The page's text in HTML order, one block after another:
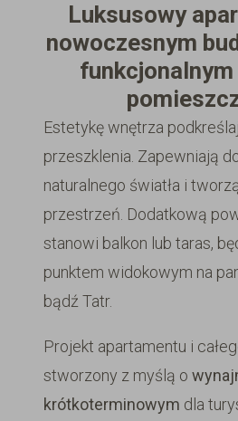
Luksusowy
nowoczesnym
funkcjonalnym
Estetykę wnętrza
przeszklenia. Zapewniają
naturalnego światła i
przestrzeń. Dodatkową
stanowi balkon lub taras,
punktem widokowym na
bądź Tatr.
Projekt apartamentu i
stworzony z myślą o
krótkoterminowym dla